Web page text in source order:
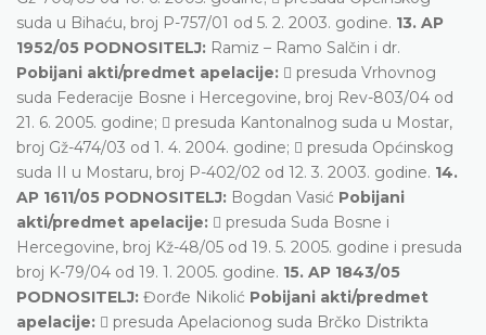
suda u Bihaću, broj P-757/01 od 5. 2. 2003. godine. 13. AP
1952/05 PODNOSITELJ: Ramiz – Ramo Salčin i dr.
Pobijani akti/predmet apelacije:  presuda Vrhovnog
suda Federacije Bosne i Hercegovine, broj Rev-803/04 od
21. 6. 2005. godine;  presuda Kantonalnog suda u Mostar,
broj Gž-474/03 od 1. 4. 2004. godine;  presuda Općinskog
suda II u Mostaru, broj P-402/02 od 12. 3. 2003. godine. 14.
AP 1611/05 PODNOSITELJ: Bogdan Vasić Pobijani
akti/predmet apelacije:  presuda Suda Bosne i
Hercegovine, broj Kž-48/05 od 19. 5. 2005. godine i presuda
broj K-79/04 od 19. 1. 2005. godine. 15. AP 1843/05
PODNOSITELJ: Đorđe Nikolić Pobijani akti/predmet
apelacije:  presuda Apelacionog suda Brčko Distrikta